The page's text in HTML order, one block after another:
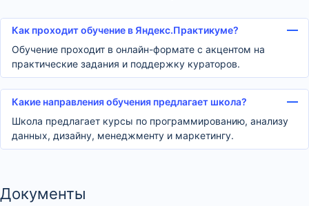
Как проходит обучение в Яндекс.Практикуме?
Обучение проходит в онлайн-формате с акцентом на
практические задания и поддержку кураторов.
Какие направления обучения предлагает школа?
Школа предлагает курсы по программированию, анализу
данных, дизайну, менеджменту и маркетингу.
Документы